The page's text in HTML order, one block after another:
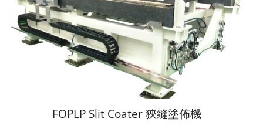
FOPLP Slit Coater 狹縫塗佈機